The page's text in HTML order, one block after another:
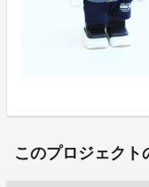
このプロジェクト